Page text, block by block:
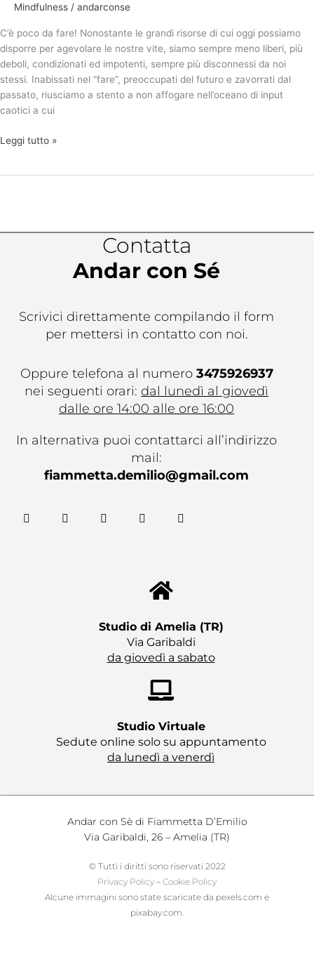
Mindfulness / andarconse
C’è poco da fare! Nonostante le grandi risorse di cui oggi possiamo
disporre per agevolare le nostre vite, siamo sempre meno liberi, più
deboli, condizionati ed impotenti, sempre più disconnessi da noi
stessi. Inabissati nel “fare”, preoccupati del futuro e zavorrati dal
passato, riusciamo a stento a non affogare nell’oceano di input
caotici a cui
Leggi tutto »
Contatta
Andar con Sé
Scrivici direttamente compilando il form
per mettersi in contatto con noi.
Oppure telefona al numero 3475926937
nei seguenti orari: dal lunedì al giovedì
dalle ore 14:00 alle ore 16:00
In alternativa puoi contattarci all’indirizzo
mail:
fiammetta.demilio@gmail.com
F
a
T
w
G
o
s
Y
o
G
i
Studio di Amelia (TR)​
Via Garibaldi
da giovedì a sabato
Studio Virtuale​
Sedute online solo su appuntamento
da lunedì a venerdì
Andar con Sè di Fiammetta D’Emilio
Via Garibaldi, 26 – Amelia (TR)
© Tutti i diritti sono riservati 2022
Privacy Policy – Cookie Policy
Alcune immagini sono state scaricate da pexels.com e
pixabay.com.